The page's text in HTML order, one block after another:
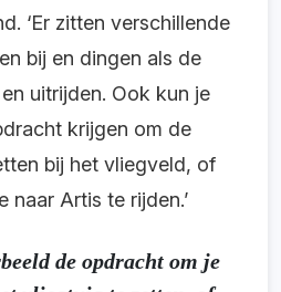
‘Er zitten verschillende
bij en dingen als de
uitrijden. Ook kun je
krijgen om de
bij het vliegveld, of
naar Artis te rijden.’
de opdracht om je